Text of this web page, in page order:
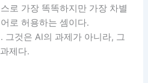
로 가장 똑똑하지만 가장 차별
로 허용하는 셈이다.
그것은 AI의 과제가 아니라, 그
제다.